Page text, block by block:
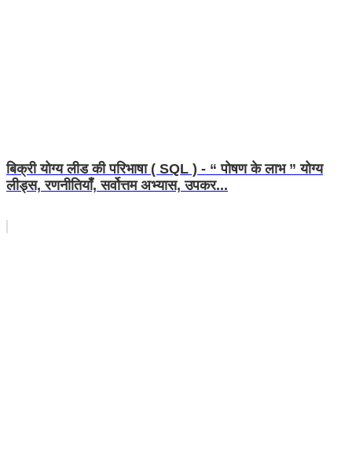
बिक्री योग्य लीड की परिभाषा ( SQL ) - “ पोषण के लाभ ” योग्य
लीड्स, रणनीतियाँ, सर्वोत्तम अभ्यास, उपकर...